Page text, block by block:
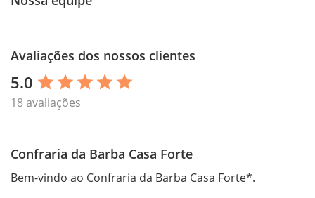
Avaliações dos nossos clientes
5.0 star star star star star
18 avaliações
Confraria da Barba Casa Forte
Bem-vindo ao Confraria da Barba Casa Forte*.